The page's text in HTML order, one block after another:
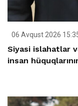
06 Avqust 2026
Siyasi islahatlar
insan